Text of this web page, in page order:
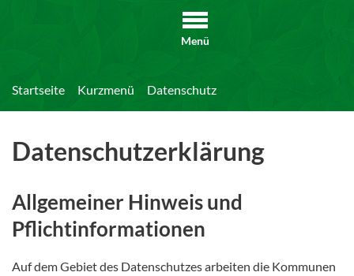
Menü
Startseite Kurzmenü Datenschutz
Datenschutzerklärung
Allgemeiner Hinweis und
Pflichtinformationen
Auf dem Gebiet des Datenschutzes arbeiten die Kommunen